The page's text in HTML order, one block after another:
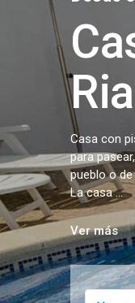
Casa con
para
pueblo o
La casa ...
Ver más